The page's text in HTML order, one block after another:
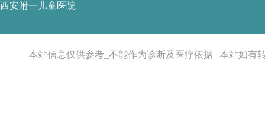
西安附一儿童医院
本站信息仅供参考_不能作为诊断及医疗依据 | 本站如